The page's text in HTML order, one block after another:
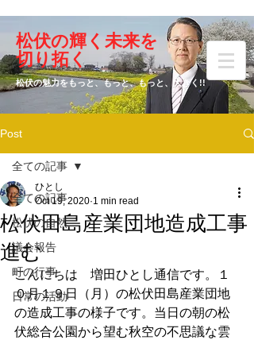
​増田 ひとし
​松伏の輝く未来を
切り拓く
松伏の魅力をもっと、もっと、もっと、大きく!!
元松伏町議会議員
Post
全ての記事
松伏の自然
議会報告
町の行事
日常の活動
全ての記事
松伏田島産業団地造成工事
進む
ひとし
Oct 19, 2020 1 min read
こんにちは　増田ひとし通信です。１
０月１９日（月）の松伏田島産業団地
の造成工事の様子です。当日の朝の松
伏総合公園から望む秋空の不思議な雲